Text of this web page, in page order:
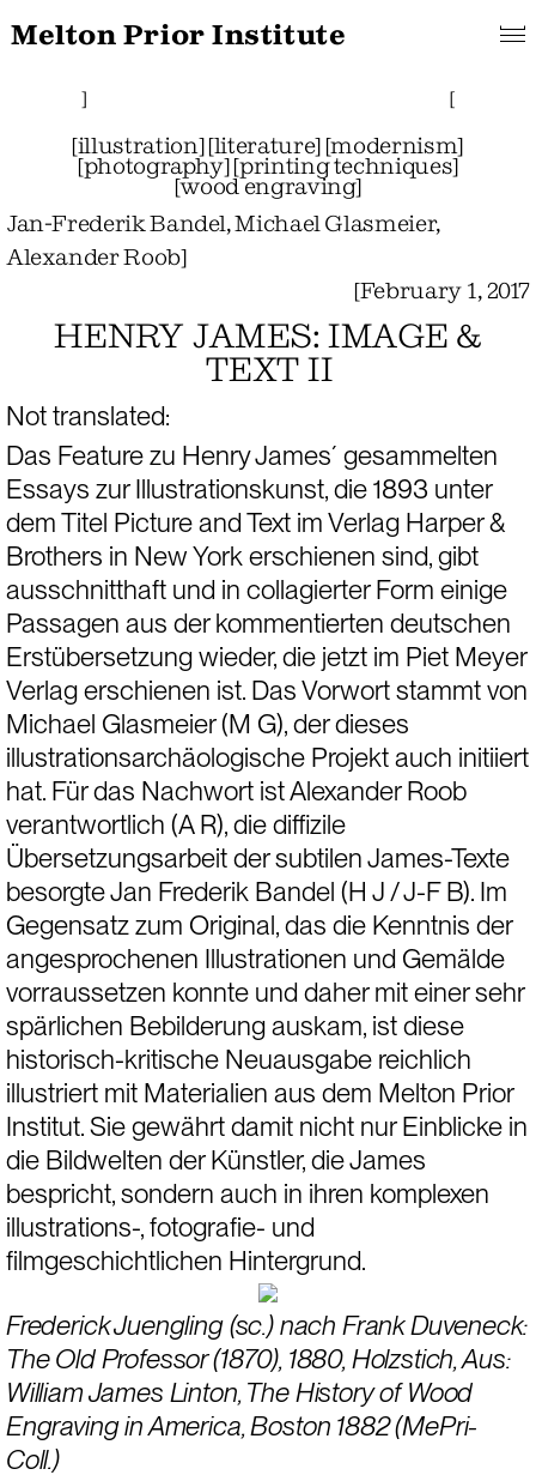
Melton Prior Institute
About Projects
Features Pictorials
Search [
] [
[illustration][literature][modernism]
[photography][printing techniques]
[wood engraving]
Jan-Frederik Bandel, Michael Glasmeier,
Alexander Roob]
[February 1, 2017
HENRY JAMES: IMAGE &
TEXT II
Not translated:
Das Feature zu Henry James´ gesammelten
Essays zur Illustrationskunst, die 1893 unter
dem Titel Picture and Text im Verlag Harper &
Brothers in New York erschienen sind, gibt
ausschnitthaft und in collagierter Form einige
Passagen aus der kommentierten deutschen
Erstübersetzung wieder, die jetzt im Piet Meyer
Verlag erschienen ist. Das Vorwort stammt von
Michael Glasmeier (M G), der dieses
illustrationsarchäologische Projekt auch initiiert
hat. Für das Nachwort ist Alexander Roob
verantwortlich (A R), die diffizile
Übersetzungsarbeit der subtilen James-Texte
besorgte Jan Frederik Bandel (H J / J-F B). Im
Gegensatz zum Original, das die Kenntnis der
angesprochenen Illustrationen und Gemälde
vorraussetzen konnte und daher mit einer sehr
spärlichen Bebilderung auskam, ist diese
historisch-kritische Neuausgabe reichlich
illustriert mit Materialien aus dem Melton Prior
Institut. Sie gewährt damit nicht nur Einblicke in
die Bildwelten der Künstler, die James
bespricht, sondern auch in ihren komplexen
illustrations-, fotografie- und
filmgeschichtlichen Hintergrund.
Frederick Juengling (sc.) nach Frank Duveneck:
The Old Professor (1870), 1880, Holzstich, Aus:
William James Linton, The History of Wood
Engraving in America, Boston 1882 (MePri-
Coll.)